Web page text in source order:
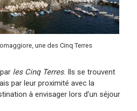
une des Cinq Terres
les Cinq Terres. Ils se trouvent
par leur proximité avec la
à envisager lors d’un séjour